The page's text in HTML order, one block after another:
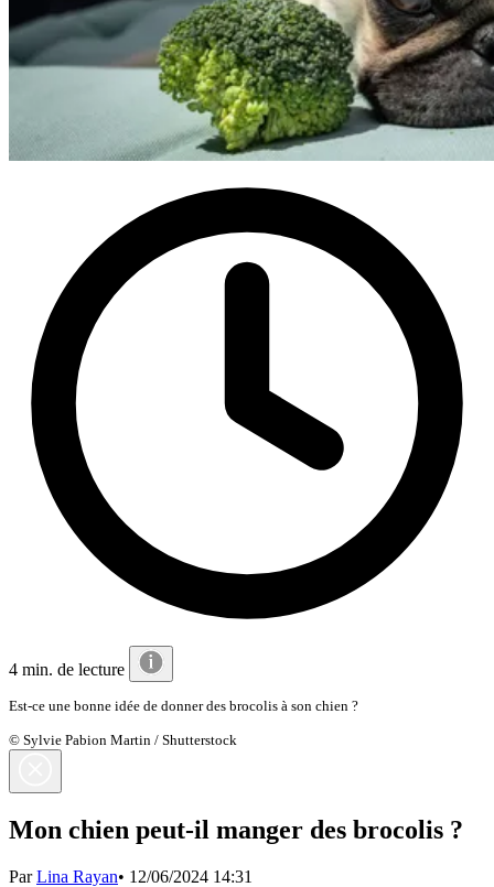
4 min. de lecture
Est-ce une bonne idée de donner des brocolis à son chien ?
© Sylvie Pabion Martin / Shutterstock
Mon chien peut-il manger des brocolis ?
ParLina Rayan• 12/06/2024 14:31